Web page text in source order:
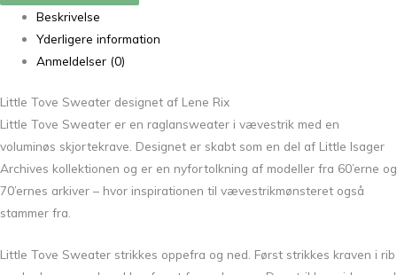
Beskrivelse
Yderligere information
Anmeldelser (0)
Little Tove Sweater designet af Lene Rix
Little Tove Sweater er en raglansweater i vævestrik med en
voluminøs skjortekrave. Designet er skabt som en del af Little Isager
Archives kollektionen og er en nyfortolkning af modeller fra 60’erne og
70’ernes arkiver – hvor inspirationen til vævestrikmønsteret også
stammer fra.
Little Tove Sweater strikkes oppefra og ned. Først strikkes kraven i rib